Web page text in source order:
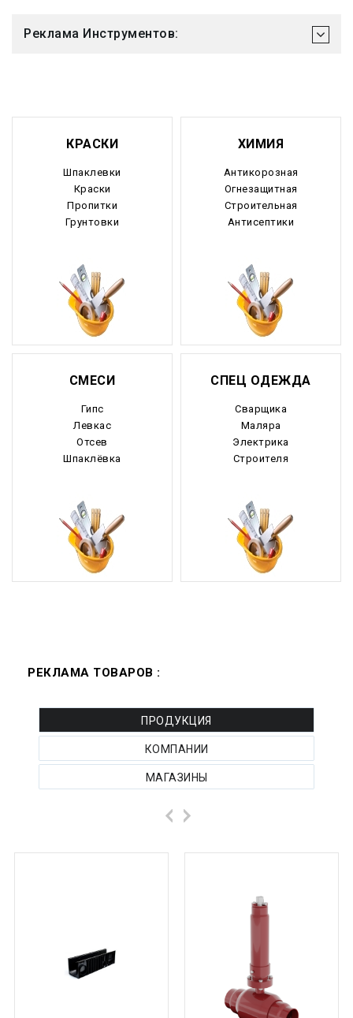
Реклама Инструментов:
КРАСКИ
Шпаклевки
Краски
Пропитки
Грунтовки
ХИМИЯ
Антикорозная
Огнезащитная
Строительная
Антисептики
СМЕСИ
Гипс
Левкас
Отсев
Шпаклёвка
СПЕЦ ОДЕЖДА
Сварщика
Маляра
Электрика
Строителя
РЕКЛАМА ТОВАРОВ :
ПРОДУКЦИЯ
КОМПАНИИ
МАГАЗИНЫ